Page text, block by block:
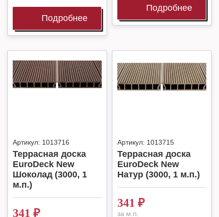
Подробнее
Подробнее
Артикул: 1013716
Террасная доска
EuroDeck New
Шоколад (3000, 1
м.п.)
341 ₽
Артикул: 1013715
Террасная доска
EuroDeck New
Натур (3000, 1 м.п.)
341 ₽
за м.п.